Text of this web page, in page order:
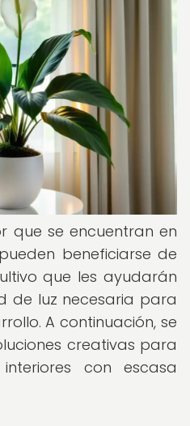
que se encuentran en
beneficiarse de
que les ayudarán
de luz necesaria para
A continuación, se
creativas para
con escasa